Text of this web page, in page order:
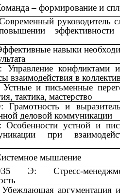
– формирование и
руководитель
эффективности
навыки
конфликтами
взаимодействия в
и письменные
тактика, мастерство
и
деловой коммуникации
устной и
при
мышление
Э: Стресс-
аргументация